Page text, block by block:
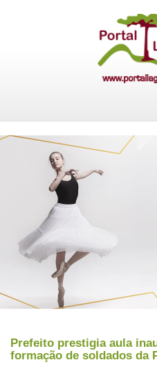
Prefeito prestigia aula
formação de soldados da